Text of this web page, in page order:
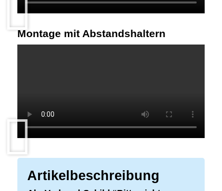
Montage mit Abstandshaltern
Artikelbeschreibung